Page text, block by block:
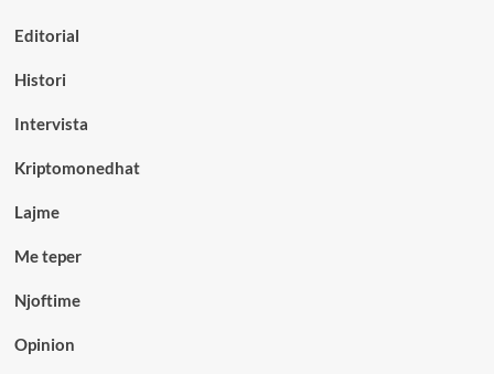
Editorial
Histori
Intervista
Kriptomonedhat
Lajme
Me teper
Njoftime
Opinion